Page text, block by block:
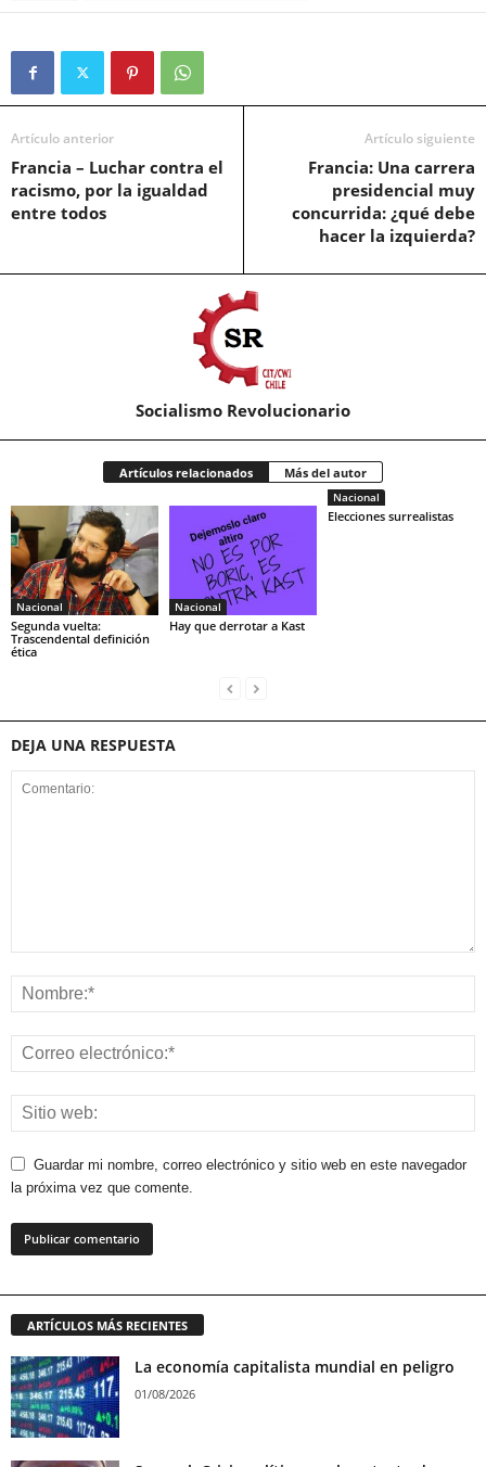
Artículo anterior
Francia – Luchar contra el
racismo, por la igualdad
entre todos
Artículo siguiente
Francia: Una carrera
presidencial muy
concurrida: ¿qué debe
hacer la izquierda?
Socialismo Revolucionario
Artículos relacionados Más del autor
Nacional
Segunda vuelta:
Trascendental definición
ética
Nacional
Hay que derrotar a Kast
Nacional
Elecciones surrealistas
DEJA UNA RESPUESTA
Guardar mi nombre, correo electrónico y sitio web en este navegador
la próxima vez que comente.
ARTÍCULOS MÁS RECIENTES
La economía capitalista mundial en peligro
01/08/2026